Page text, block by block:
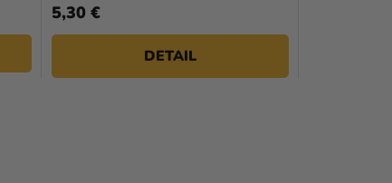
5,30 €
DETAIL